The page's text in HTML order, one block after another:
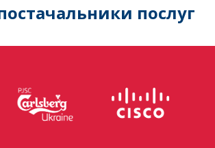
послуг